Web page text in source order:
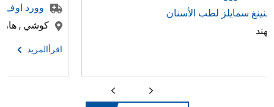
وورد اوف دينتيستري